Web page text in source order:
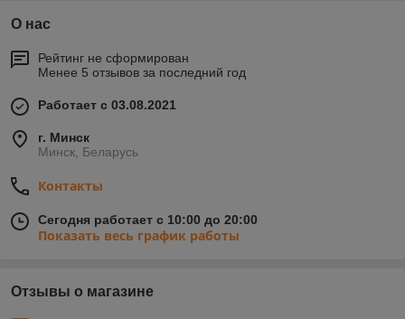
О нас
Рейтинг не сформирован
Менее 5 отзывов за последний год
Работает с 03.08.2021
г. Минск
Минск, Беларусь
Контакты
Сегодня работает с 10:00 до 20:00
Показать весь график работы
Отзывы о магазине